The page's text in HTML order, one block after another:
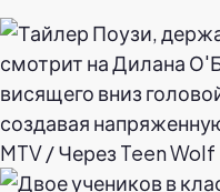
MTV / Через Teen Wolf